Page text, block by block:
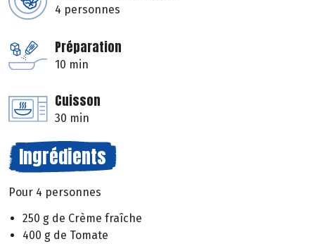
4 personnes
Préparation
10 min
Cuisson
30 min
Ingrédients
Pour 4 personnes
250 g de Crème fraîche
400 g de Tomate